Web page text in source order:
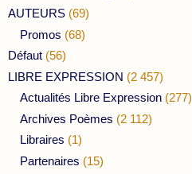
AUTEURS (69)
Promos (68)
Défaut (56)
LIBRE EXPRESSION (2 457)
Actualités Libre Expression (277)
Archives Poèmes (2 112)
Libraires (1)
Partenaires (15)